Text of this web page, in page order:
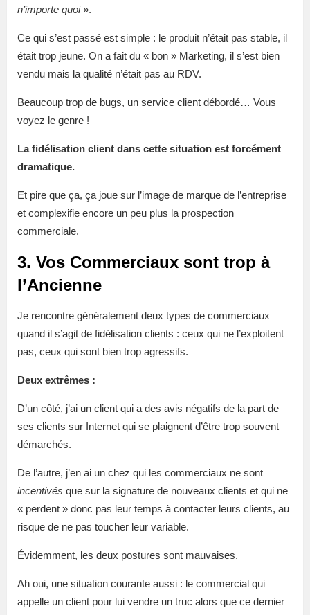
n’importe quoi».
Ce qui s’est passé est simple : le produit n’était pas stable, il
était trop jeune. On a fait du « bon » Marketing, il s’est bien
vendu mais la qualité n’était pas au RDV.
Beaucoup trop de bugs, un service client débordé… Vous
voyez le genre !
La fidélisation client dans cette situation est forcément
dramatique.
Et pire que ça, ça joue sur l’image de marque de l’entreprise
et complexifie encore un peu plus la prospection
commerciale.
3. Vos Commerciaux sont trop à
l’Ancienne
Je rencontre généralement deux types de commerciaux
quand il s’agit de fidélisation clients : ceux qui ne l’exploitent
pas, ceux qui sont bien trop agressifs.
Deux extrêmes :
D’un côté, j’ai un client qui a des avis négatifs de la part de
ses clients sur Internet qui se plaignent d’être trop souvent
démarchés.
De l’autre, j’en ai un chez qui les commerciaux ne sont
incentivés que sur la signature de nouveaux clients et qui ne
« perdent » donc pas leur temps à contacter leurs clients, au
risque de ne pas toucher leur variable.
Évidemment, les deux postures sont mauvaises.
Ah oui, une situation courante aussi : le commercial qui
appelle un client pour lui vendre un truc alors que ce dernier